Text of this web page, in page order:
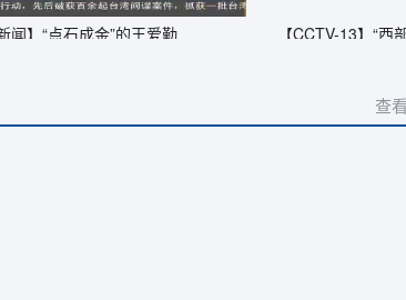
【CCTV-13】“西部之光”实施20年，助力人
查